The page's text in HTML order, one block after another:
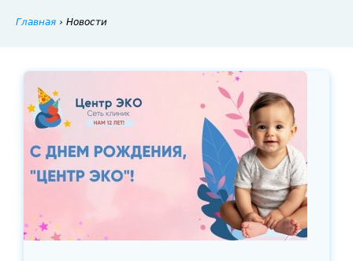
Главная › Новости